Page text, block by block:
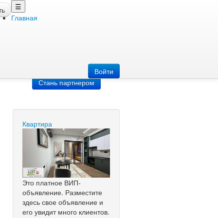
☰
Главная
Войти
Стань партнером
Квартира
Это платное ВИП-
объявление. Разместите
здесь свое объявление и
его увидит много клиентов.